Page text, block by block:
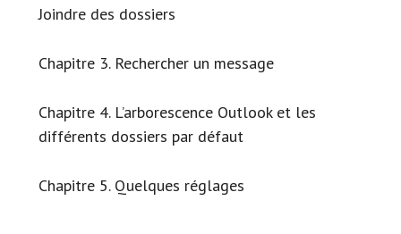
Joindre des dossiers
Chapitre 3. Rechercher un message
Chapitre 4. L’arborescence Outlook et les
différents dossiers par défaut
Chapitre 5. Quelques réglages